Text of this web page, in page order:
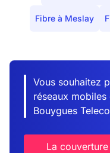
Fibre à Meslay
Vous souhaitez
réseaux mobiles
Bouygues
La